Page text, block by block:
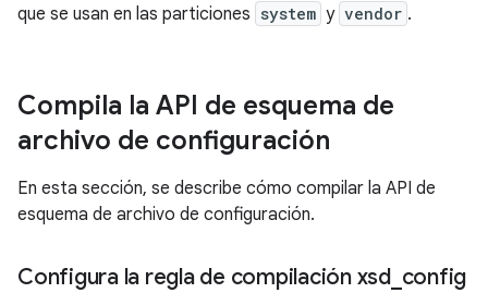
que se usan en las particiones system y vendor .
Compila la API de esquema de
archivo de configuración
En esta sección, se describe cómo compilar la API de
esquema de archivo de configuración.
Configura la regla de compilación xsd_ config